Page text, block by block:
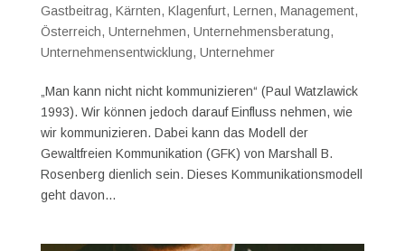
Gastbeitrag, Kärnten, Klagenfurt, Lernen, Management,
Österreich, Unternehmen, Unternehmensberatung,
Unternehmensentwicklung, Unternehmer
„Man kann nicht nicht kommunizieren“ (Paul Watzlawick
1993). Wir können jedoch darauf Einfluss nehmen, wie
wir kommunizieren. Dabei kann das Modell der
Gewaltfreien Kommunikation (GFK) von Marshall B.
Rosenberg dienlich sein. Dieses Kommunikationsmodell
geht davon...